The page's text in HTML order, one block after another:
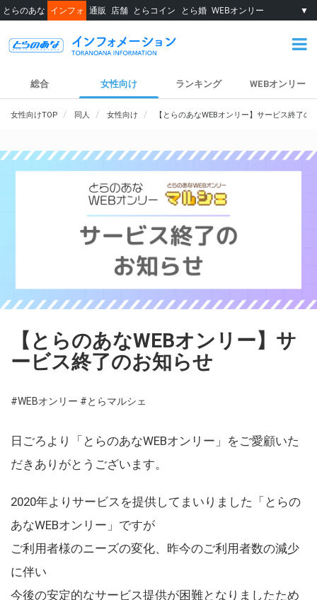
とらのあな インフォ 通販 店舗 とらコイン とら婚 WEBオンリー ▼
総合 女性向け ランキング WEBオンリー
女性向けTOP 同人 女性向け 【とらのあなWEBオンリー】サービス終了の
【とらのあなWEBオンリー】サ
ービス終了のお知らせ
#WEBオンリー #とらマルシェ
日ごろより「とらのあなWEBオンリー」をご愛顧いた
だきありがとうございます。
2020年よりサービスを提供してまいりました「とらの
あなWEBオンリー」ですが
ご利用者様のニーズの変化、昨今のご利用者数の減少
に伴い
今後の安定的なサービス提供が困難となりましたため